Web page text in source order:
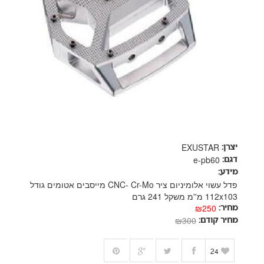
יצרן: EXUSTAR
דגם: e-pb60
מידע:
פדל עשוי אלומיניום ציר CNC- Cr-Mo מייסבים אטומים גודל
112x103 מ''מ משקל 241 גרם
מחיר: ₪250
מחיר קודם: ₪300
24